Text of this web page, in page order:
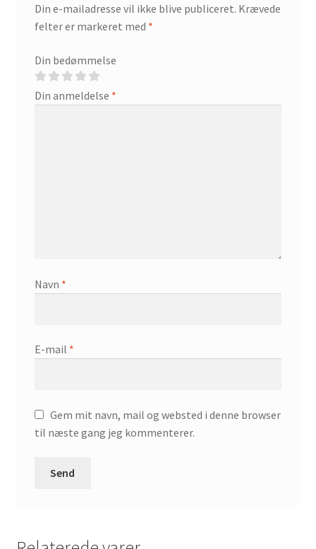
Din e-mailadresse vil ikke blive publiceret. Krævede
felter er markeret med *
Din bedømmelse
Din anmeldelse *
Navn *
E-mail *
Gem mit navn, mail og websted i denne browser
til næste gang jeg kommenterer.